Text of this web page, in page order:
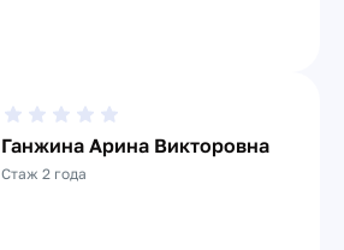
Ганжина Арина Викторовна
Стаж 2 года